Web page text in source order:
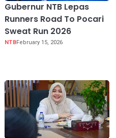
Gubernur NTB Lepas
Runners Road To Pocari
Sweat Run 2026
NTBFebruary 15, 2026